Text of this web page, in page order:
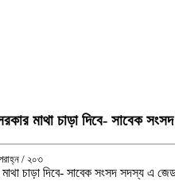
সরকার মাথা চাড়া দিবে- সাবেক
/ ২০৩